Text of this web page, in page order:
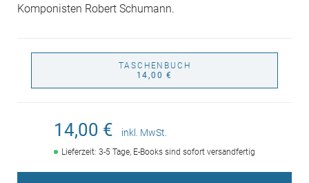
Komponisten Robert Schumann.
TASCHENBUCH
14,00 €
14,00 € inkl. MwSt.
Lieferzeit: 3-5 Tage, E-Books sind sofort versandfertig